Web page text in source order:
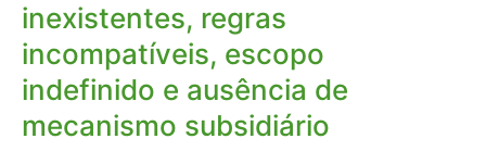
inexistentes, regras
incompatíveis, escopo
indefinido e ausência de
mecanismo subsidiário